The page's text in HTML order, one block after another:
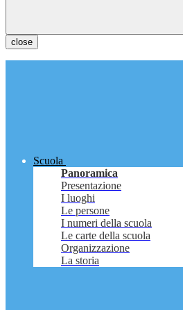
close
Scuola
Panoramica
Presentazione
I luoghi
Le persone
I numeri della scuola
Le carte della scuola
Organizzazione
La storia